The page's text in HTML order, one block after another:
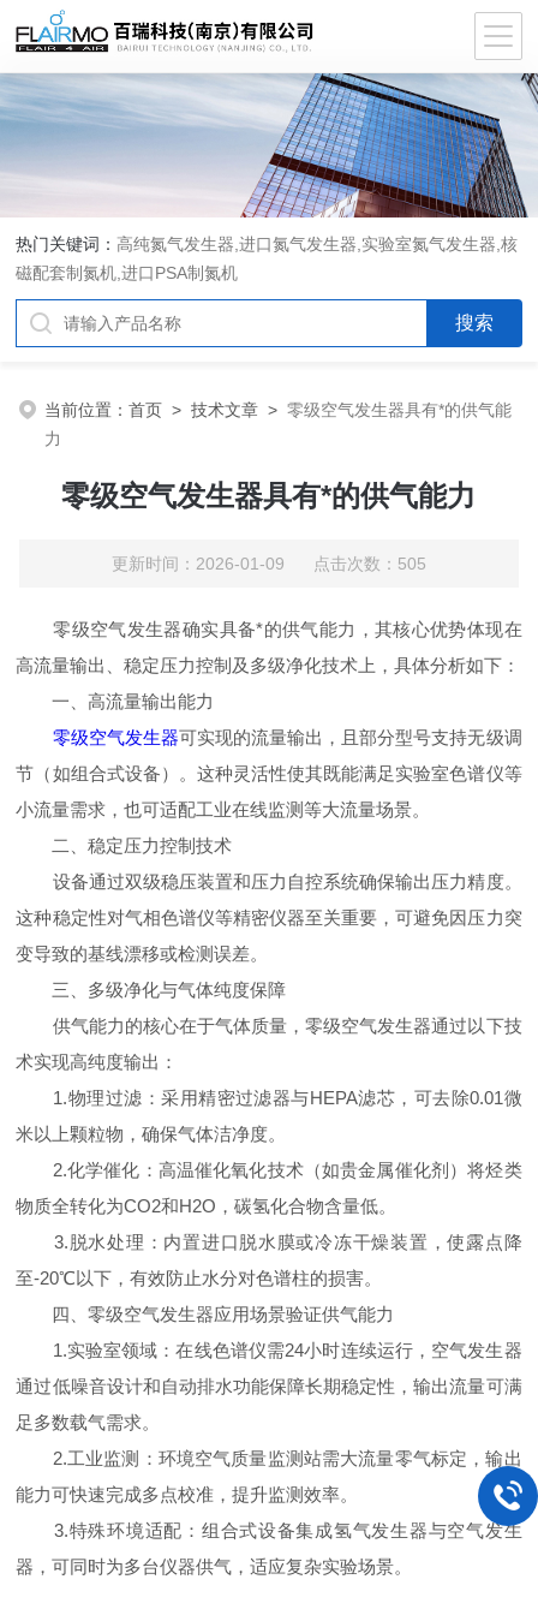
热门关键词： 高纯氮气发生器,进口氮气发生器,实验室氮气发生器,核
磁配套制氮机,进口PSA制氮机
当前位置：首页 >技术文章 >零级空气发生器具有*的供气能
力
零级空气发生器具有*的供气能力
更新时间：2026-01-09 点击次数：505
零级空气发生器确实具备*的供气能力，其核心优势体现在
高流量输出、稳定压力控制及多级净化技术上，具体分析如下：
一、高流量输出能力
零级空气发生器可实现的流量输出，且部分型号支持无级调
节（如组合式设备）。这种灵活性使其既能满足实验室色谱仪等
小流量需求，也可适配工业在线监测等大流量场景。
二、稳定压力控制技术
设备通过双级稳压装置和压力自控系统确保输出压力精度。
这种稳定性对气相色谱仪等精密仪器至关重要，可避免因压力突
变导致的基线漂移或检测误差。
三、多级净化与气体纯度保障
供气能力的核心在于气体质量，零级空气发生器通过以下技
术实现高纯度输出：
1.物理过滤：采用精密过滤器与HEPA滤芯，可去除0.01微
米以上颗粒物，确保气体洁净度。
2.化学催化：高温催化氧化技术（如贵金属催化剂）将烃类
物质全转化为CO2和H2O，碳氢化合物含量低。
3.脱水处理：内置进口脱水膜或冷冻干燥装置，使露点降
至-20℃以下，有效防止水分对色谱柱的损害。
四、零级空气发生器应用场景验证供气能力
1.实验室领域：在线色谱仪需24小时连续运行，空气发生器
通过低噪音设计和自动排水功能保障长期稳定性，输出流量可满
足多数载气需求。
2.工业监测：环境空气质量监测站需大流量零气标定，输出
能力可快速完成多点校准，提升监测效率。
3.特殊环境适配：组合式设备集成氢气发生器与空气发生
器，可同时为多台仪器供气，适应复杂实验场景。